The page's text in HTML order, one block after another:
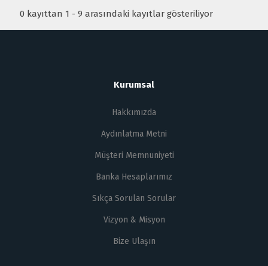
0 kayıttan 1 - 9 arasındaki kayıtlar gösteriliyor
Kurumsal
Hakkımızda
Aydınlatma Metni
Müşteri Memnuniyeti
Banka Hesaplarımız
Sıkça Sorulan Sorular
Vizyon & Misyon
Bize Ulaşın